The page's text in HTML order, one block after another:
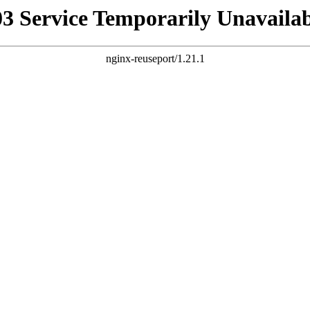
Service Temporarily
nginx-reuseport/1.21.1